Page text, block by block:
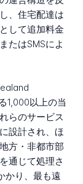
、住宅配達は
して追加料金
たはSMSによ
1,000以上の当
らのサービス
設計され、ほ
方・非都市部
通じて処理さ
かり、最も遠